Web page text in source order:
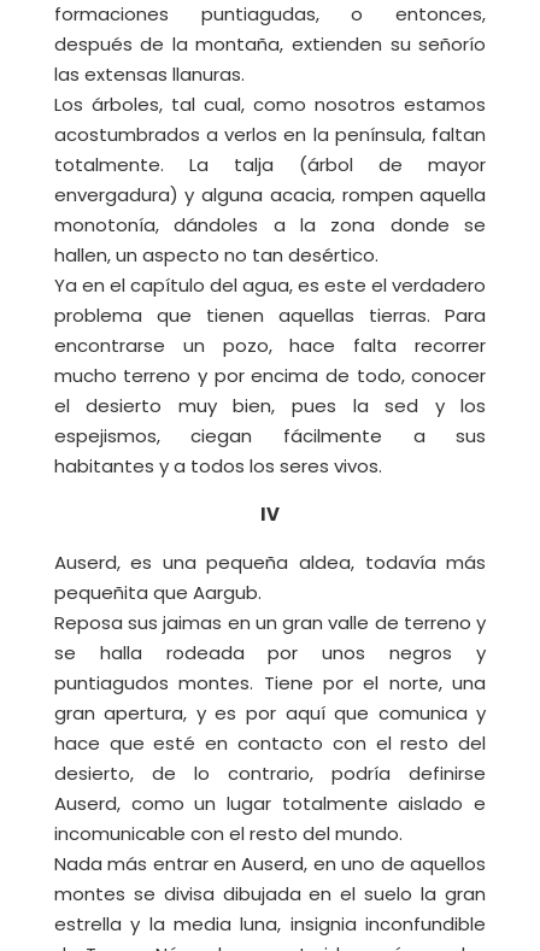
formaciones puntiagudas, o entonces,
después de la montaña, extienden su señorío
las extensas llanuras.
Los árboles, tal cual, como nosotros estamos
acostumbrados a verlos en la península, faltan
totalmente. La talja (árbol de mayor
envergadura) y alguna acacia, rompen aquella
monotonía, dándoles a la zona donde se
hallen, un aspecto no tan desértico.
Ya en el capítulo del agua, es este el verdadero
problema que tienen aquellas tierras. Para
encontrarse un pozo, hace falta recorrer
mucho terreno y por encima de todo, conocer
el desierto muy bien, pues la sed y los
espejismos, ciegan fácilmente a sus
habitantes y a todos los seres vivos.
IV
Auserd, es una pequeña aldea, todavía más
pequeñita que Aargub.
Reposa sus jaimas en un gran valle de terreno y
se halla rodeada por unos negros y
puntiagudos montes. Tiene por el norte, una
gran apertura, y es por aquí que comunica y
hace que esté en contacto con el resto del
desierto, de lo contrario, podría definirse
Auserd, como un lugar totalmente aislado e
incomunicable con el resto del mundo.
Nada más entrar en Auserd, en uno de aquellos
montes se divisa dibujada en el suelo la gran
estrella y la media luna, insignia inconfundible